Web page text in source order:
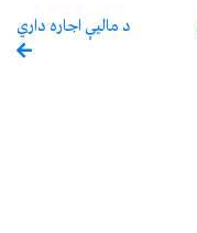
د ماليې اجاره داري